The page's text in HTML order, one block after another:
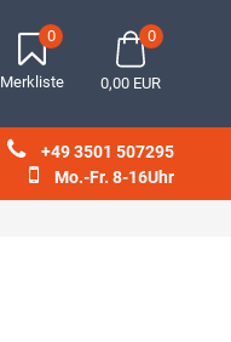
0
Merkliste
0
0,00 EUR
+49 3501 507295
Mo.-Fr. 8-16Uhr